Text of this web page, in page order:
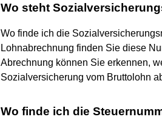
Wo steht
Wo finde ich die
Lohnabrechnung finden Sie diese
Abrechnung können Sie erkennen,
Sozialversicherung vom Bruttolohn
Wo finde ich die